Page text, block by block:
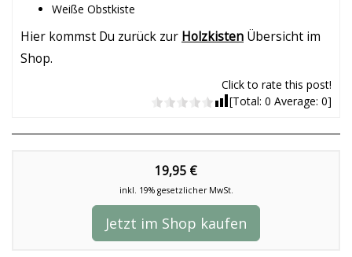
Weiße Obstkiste
Hier kommst Du zurück zur Holzkisten Übersicht im
Shop.
Click to rate this post!
[Total: 0 Average: 0]
19,95 €
inkl. 19% gesetzlicher MwSt.
Jetzt im Shop kaufen